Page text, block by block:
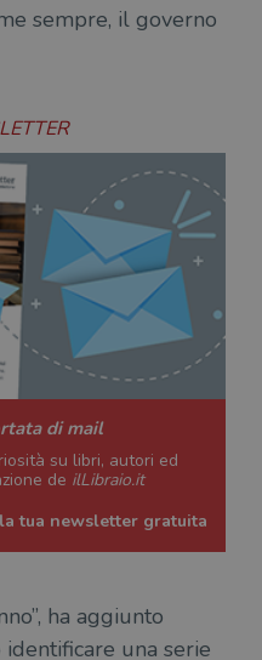
sempre, il governo
di mail
su libri, autori ed
de ilLibraio.it
tua newsletter gratuita
ha aggiunto
identificare una serie